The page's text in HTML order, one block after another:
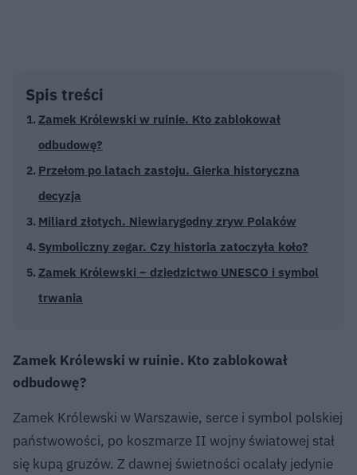
Spis treści
Zamek Królewski w ruinie. Kto zablokował
odbudowę?
Przełom po latach zastoju. Gierka historyczna
decyzja
Miliard złotych. Niewiarygodny zryw Polaków
Symboliczny zegar. Czy historia zatoczyła koło?
Zamek Królewski – dziedzictwo UNESCO i symbol
trwania
Zamek Królewski w ruinie. Kto zablokował
odbudowę?
Zamek Królewski w Warszawie, serce i symbol polskiej
państwowości, po koszmarze II wojny światowej stał
się kupą gruzów. Z dawnej świetności ocalały jedynie